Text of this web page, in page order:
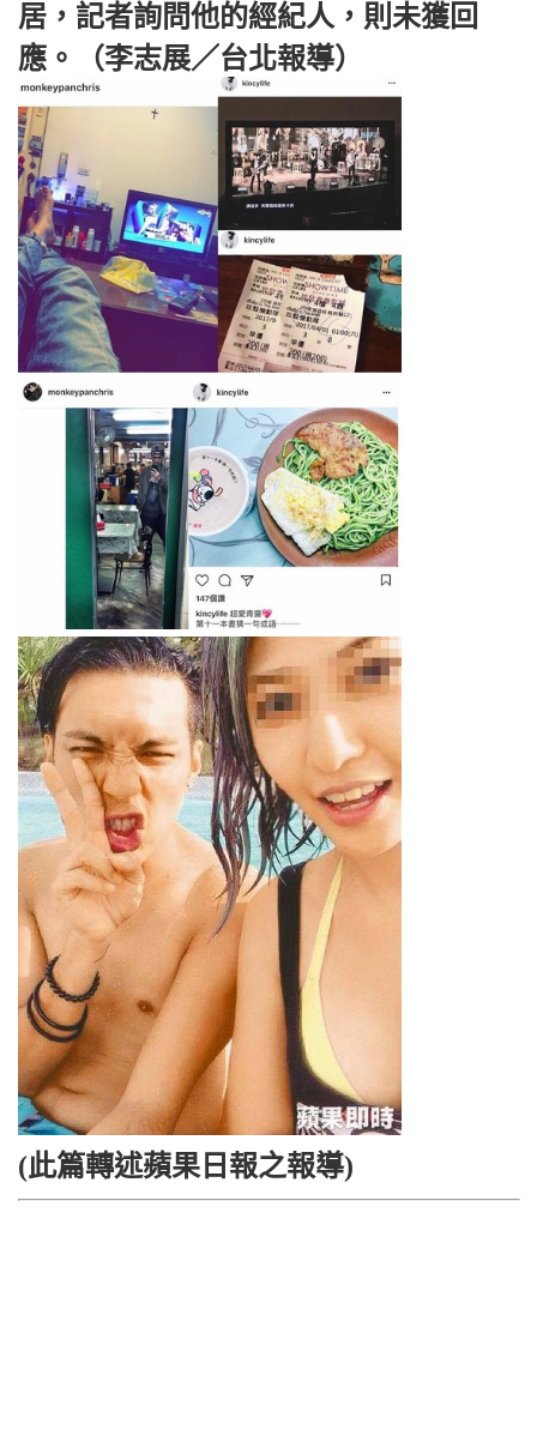
居，記者詢問他的經紀人，則未獲回
應。
（李志展／台北報導）
(此篇轉述蘋果日報之報導)